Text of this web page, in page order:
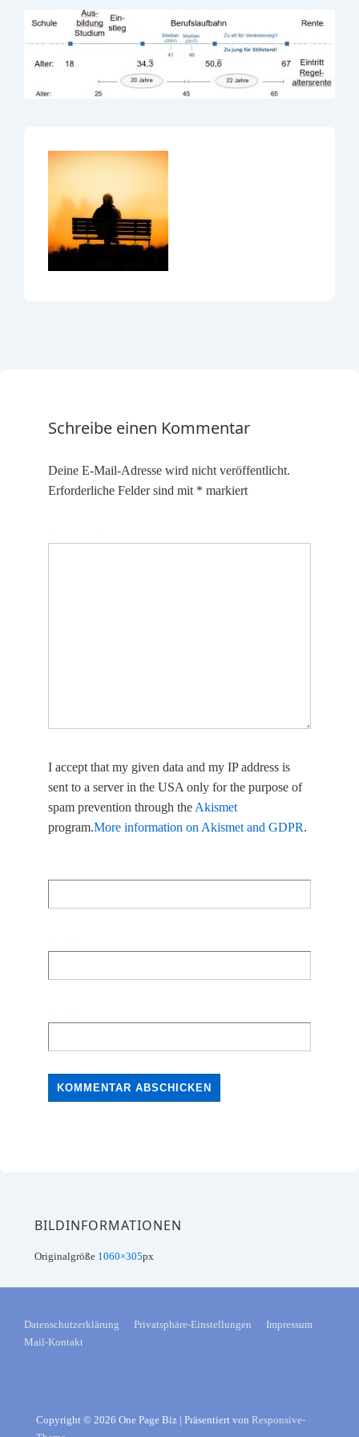
Schreibe einen Kommentar
Deine E-Mail-Adresse wird nicht veröffentlicht.
Erforderliche Felder sind mit * markiert
I accept that my given data and my IP address is
sent to a server in the USA only for the purpose of
spam prevention through the Akismet
program.More information on Akismet and GDPR.
BILDINFORMATIONEN
Originalgröße 1060×305px
FOOTER-
Datenschutzerklärung Privatsphäre-Einstellungen
Impressum
Mail-Kontakt
Copyright © 2026 One Page Biz | Präsentiert von Responsive-